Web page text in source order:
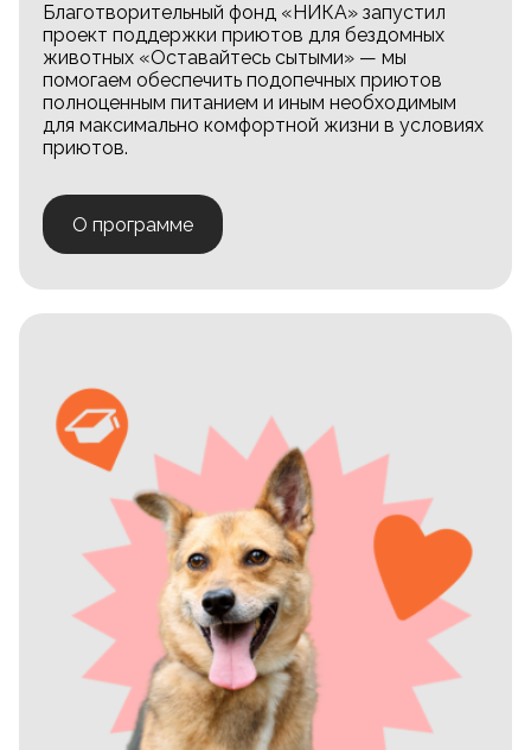
Благотворительный фонд «НИКА» запустил
проект поддержки приютов для бездомных
животных «Оставайтесь сытыми» — мы
помогаем обеспечить подопечных приютов
полноценным питанием и иным необходимым
для максимально комфортной жизни в условиях
приютов.
О программе